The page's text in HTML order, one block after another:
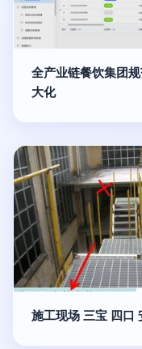
全产业链餐饮集团
大化
施工现场 三宝 四口